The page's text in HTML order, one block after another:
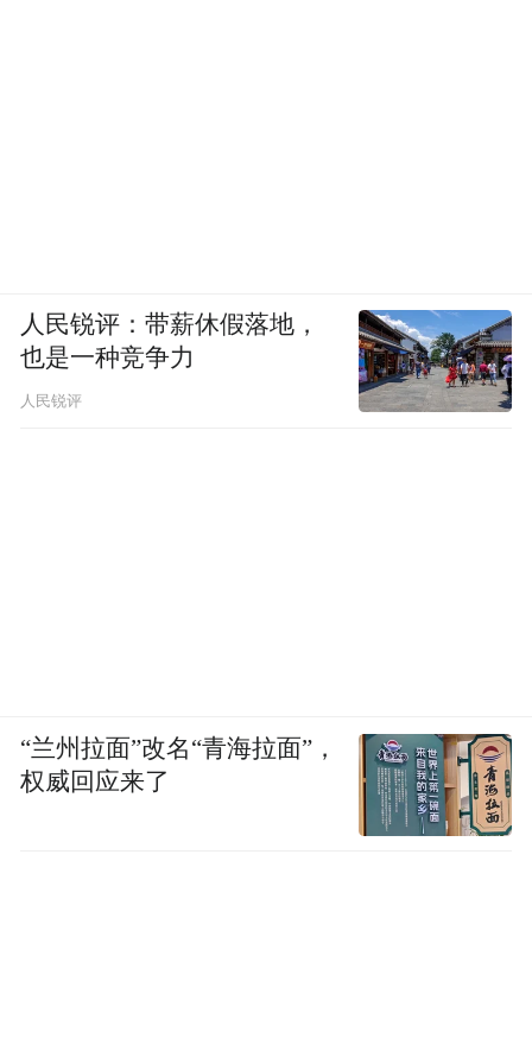
人民锐评：带薪休假落地，
也是一种竞争力
人民锐评
“兰州拉面”改名“青海拉面”，
权威回应来了